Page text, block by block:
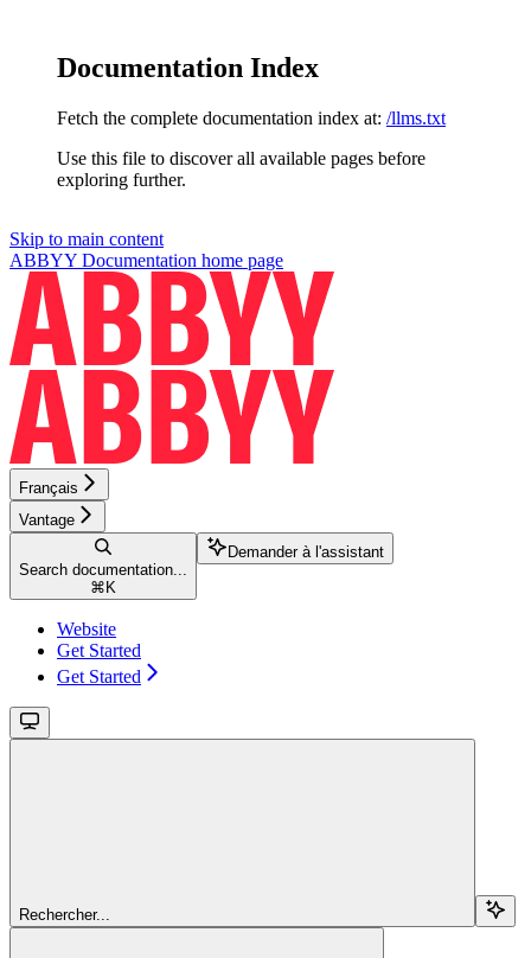
Documentation Index
Fetch the complete documentation index at: /llms.txt
Use this file to discover all available pages before
exploring further.
Skip to main content
ABBYY Documentation home page
Français
Vantage
Search documentation...
⌘ K
Demander à l'assistant
Website
Get Started
Get Started
Rechercher...